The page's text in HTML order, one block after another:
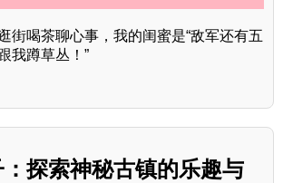
街喝茶聊心事，我的闺蜜是“敌军还有五
我蹲草丛！”
探索神秘古镇的乐趣与